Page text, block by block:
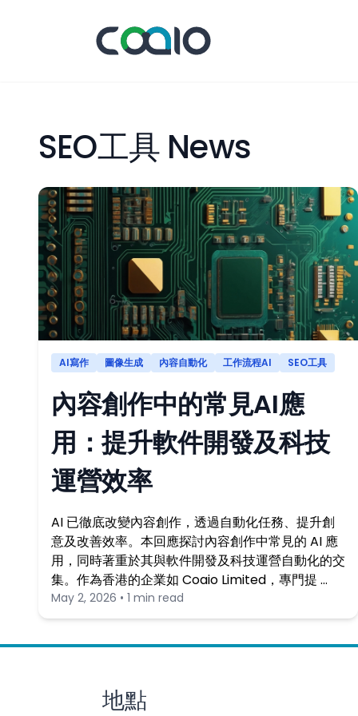
SEO工具 News
AI寫作 圖像生成 內容自動化 工作流程AI SEO工具
內容創作中的常見AI應
用：提升軟件開發及科技
運營效率
AI 已徹底改變內容創作，透過自動化任務、提升創
意及改善效率。本回應探討內容創作中常見的 AI 應
用，同時著重於其與軟件開發及科技運營自動化的交
集。作為香港的企業如 Coaio Limited，專門提 …
May 2, 2026 • 1 min read
地點